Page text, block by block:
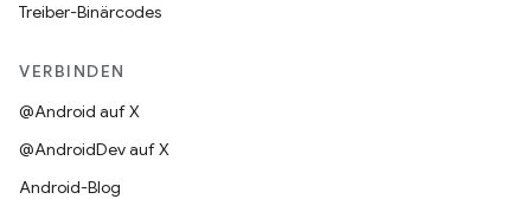
Treiber-Binärcodes
VERBINDEN
@Android auf X
@AndroidDev auf X
Android-Blog